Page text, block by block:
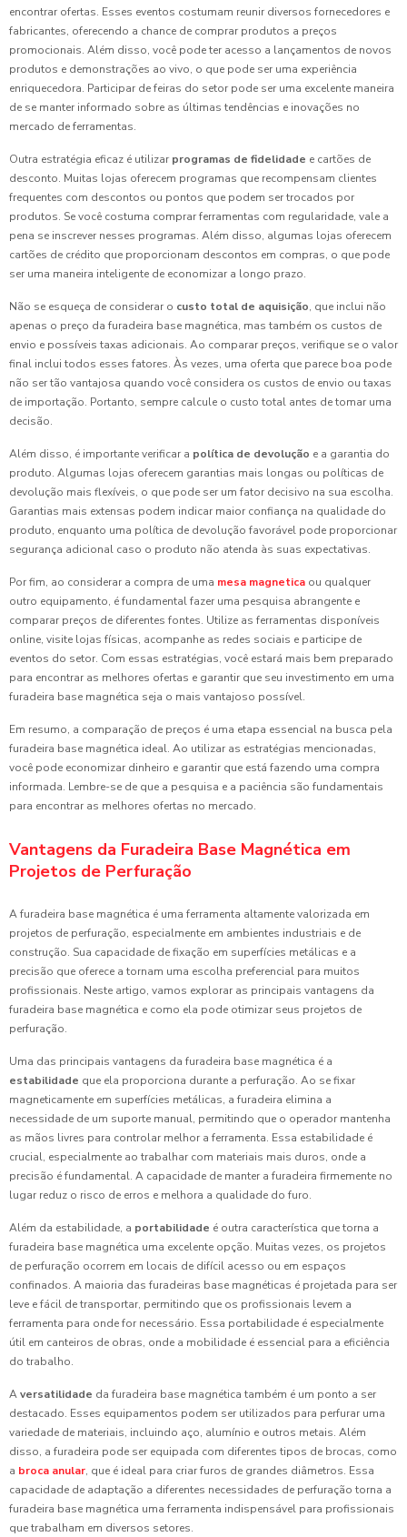
encontrar ofertas. Esses eventos costumam reunir diversos fornecedores e
fabricantes, oferecendo a chance de comprar produtos a preços
promocionais. Além disso, você pode ter acesso a lançamentos de novos
produtos e demonstrações ao vivo, o que pode ser uma experiência
enriquecedora. Participar de feiras do setor pode ser uma excelente maneira
de se manter informado sobre as últimas tendências e inovações no
mercado de ferramentas.
Outra estratégia eficaz é utilizar programas de fidelidade e cartões de
desconto. Muitas lojas oferecem programas que recompensam clientes
frequentes com descontos ou pontos que podem ser trocados por
produtos. Se você costuma comprar ferramentas com regularidade, vale a
pena se inscrever nesses programas. Além disso, algumas lojas oferecem
cartões de crédito que proporcionam descontos em compras, o que pode
ser uma maneira inteligente de economizar a longo prazo.
Não se esqueça de considerar o custo total de aquisição, que inclui não
apenas o preço da furadeira base magnética, mas também os custos de
envio e possíveis taxas adicionais. Ao comparar preços, verifique se o valor
final inclui todos esses fatores. Às vezes, uma oferta que parece boa pode
não ser tão vantajosa quando você considera os custos de envio ou taxas
de importação. Portanto, sempre calcule o custo total antes de tomar uma
decisão.
Além disso, é importante verificar a política de devolução e a garantia do
produto. Algumas lojas oferecem garantias mais longas ou políticas de
devolução mais flexíveis, o que pode ser um fator decisivo na sua escolha.
Garantias mais extensas podem indicar maior confiança na qualidade do
produto, enquanto uma política de devolução favorável pode proporcionar
segurança adicional caso o produto não atenda às suas expectativas.
Por fim, ao considerar a compra de uma mesa magnetica ou qualquer
outro equipamento, é fundamental fazer uma pesquisa abrangente e
comparar preços de diferentes fontes. Utilize as ferramentas disponíveis
online, visite lojas físicas, acompanhe as redes sociais e participe de
eventos do setor. Com essas estratégias, você estará mais bem preparado
para encontrar as melhores ofertas e garantir que seu investimento em uma
furadeira base magnética seja o mais vantajoso possível.
Em resumo, a comparação de preços é uma etapa essencial na busca pela
furadeira base magnética ideal. Ao utilizar as estratégias mencionadas,
você pode economizar dinheiro e garantir que está fazendo uma compra
informada. Lembre-se de que a pesquisa e a paciência são fundamentais
para encontrar as melhores ofertas no mercado.
Vantagens da Furadeira Base Magnética em
Projetos de Perfuração
A furadeira base magnética é uma ferramenta altamente valorizada em
projetos de perfuração, especialmente em ambientes industriais e de
construção. Sua capacidade de fixação em superfícies metálicas e a
precisão que oferece a tornam uma escolha preferencial para muitos
profissionais. Neste artigo, vamos explorar as principais vantagens da
furadeira base magnética e como ela pode otimizar seus projetos de
perfuração.
Uma das principais vantagens da furadeira base magnética é a
estabilidade que ela proporciona durante a perfuração. Ao se fixar
magneticamente em superfícies metálicas, a furadeira elimina a
necessidade de um suporte manual, permitindo que o operador mantenha
as mãos livres para controlar melhor a ferramenta. Essa estabilidade é
crucial, especialmente ao trabalhar com materiais mais duros, onde a
precisão é fundamental. A capacidade de manter a furadeira firmemente no
lugar reduz o risco de erros e melhora a qualidade do furo.
Além da estabilidade, a portabilidade é outra característica que torna a
furadeira base magnética uma excelente opção. Muitas vezes, os projetos
de perfuração ocorrem em locais de difícil acesso ou em espaços
confinados. A maioria das furadeiras base magnéticas é projetada para ser
leve e fácil de transportar, permitindo que os profissionais levem a
ferramenta para onde for necessário. Essa portabilidade é especialmente
útil em canteiros de obras, onde a mobilidade é essencial para a eficiência
do trabalho.
Aversatilidade da furadeira base magnética também é um ponto a ser
destacado. Esses equipamentos podem ser utilizados para perfurar uma
variedade de materiais, incluindo aço, alumínio e outros metais. Além
disso, a furadeira pode ser equipada com diferentes tipos de brocas, como
a broca anular, que é ideal para criar furos de grandes diâmetros. Essa
capacidade de adaptação a diferentes necessidades de perfuração torna a
furadeira base magnética uma ferramenta indispensável para profissionais
que trabalham em diversos setores.